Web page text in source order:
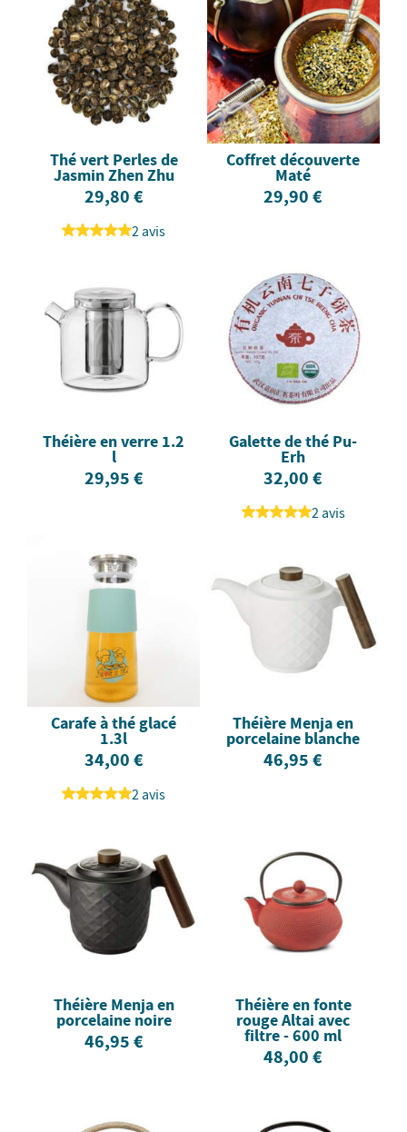
Thé vert Perles de
Jasmin Zhen Zhu
29,80 €
2 avis
Coffret découverte
Maté
29,90 €
Théière en verre 1.2
l
29,95 €
Galette de thé Pu-
Erh
32,00 €
2 avis
Carafe à thé glacé
1.3l
34,00 €
2 avis
Théière Menja en
porcelaine blanche
46,95 €
Théière Menja en
porcelaine noire
46,95 €
Théière en fonte
rouge Altai avec
filtre - 600 ml
48,00 €